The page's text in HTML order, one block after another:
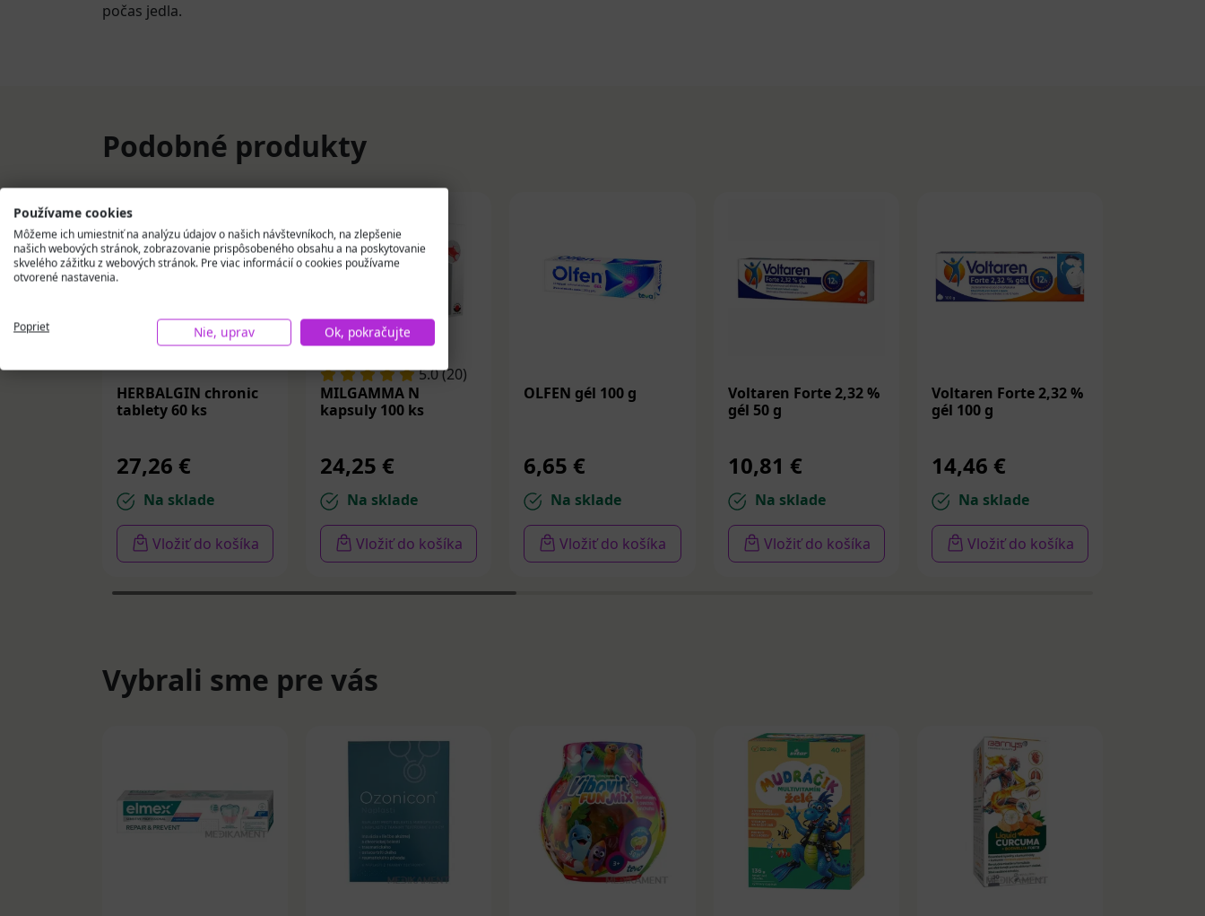
počas jedla.
Podobné produkty
HERBALGIN chronic
tablety 60 ks
27,26 €
Na sklade
Vložiť do košíka
5.0 (20)
MILGAMMA N
kapsuly 100 ks
24,25 €
Na sklade
Vložiť do košíka
OLFEN gél 100 g
6,65 €
Na sklade
Vložiť do košíka
Voltaren Forte 2,32 %
gél 50 g
10,81 €
Na sklade
Vložiť do košíka
Voltaren Forte 2,32 %
gél 100 g
14,46 €
Na sklade
Vložiť do košíka
Vybrali sme pre vás
Používame cookies
Môžeme ich umiestniť na analýzu údajov o našich návštevníkoch, na zlepšenie
našich webových stránok, zobrazovanie prispôsobeného obsahu a na poskytovanie
skvelého zážitku z webových stránok. Pre viac informácií o cookies používame
otvorené nastavenia.
Poprieť Nie, uprav Ok, pokračujte